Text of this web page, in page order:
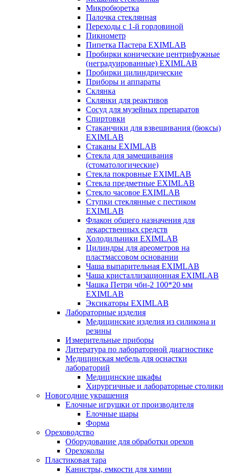
Микробюретка
Палочка стеклянная
Переходы с 1-й горловиной
Пикнометр
Пипетка Пастера EXIMLAB
Пробирки конические центрифужные
(неградуированные) EXIMLAB
Пробирки цилиндрические
Приборы и аппараты
Склянка
Склянки для реактивов
Сосуд для музейных препаратов
Спиртовки
Стаканчики для взвешивания (бюксы)
EXIMLAB
Стаканы EXIMLAB
Стекла для замешивания
(стоматологические)
Стекла покровные EXIMLAB
Стекла предметные EXIMLAB
Стекло часовое EXIMLAB
Ступки стеклянные с пестиком
EXIMLAB
Флакон общего назначения для
лекарственных средств
Холодильники EXIMLAB
Цилиндры для ареометров на
пластмассовом основании
Чаша выпарительная EXIMLAB
Чаша кристаллизационная EXIMLAB
Чашка Петри чбн-2 100*20 мм
EXIMLAB
Эксикаторы EXIMLAB
Лабораторные изделия
Медицинские изделия из силикона и
резины
Измерительные приборы
Литература по лабораторной диагностике
Медицинская мебель для оснастки
лабораторий
Медицинские шкафы
Хирургичные и лабораторные столики
Новогодние украшения
Елочные игрушки от производителя
Елочные шары
Форма
Ореховодство
Оборудование для обработки орехов
Орехоколы
Пластиковая тара
Канистры, емкости для химии